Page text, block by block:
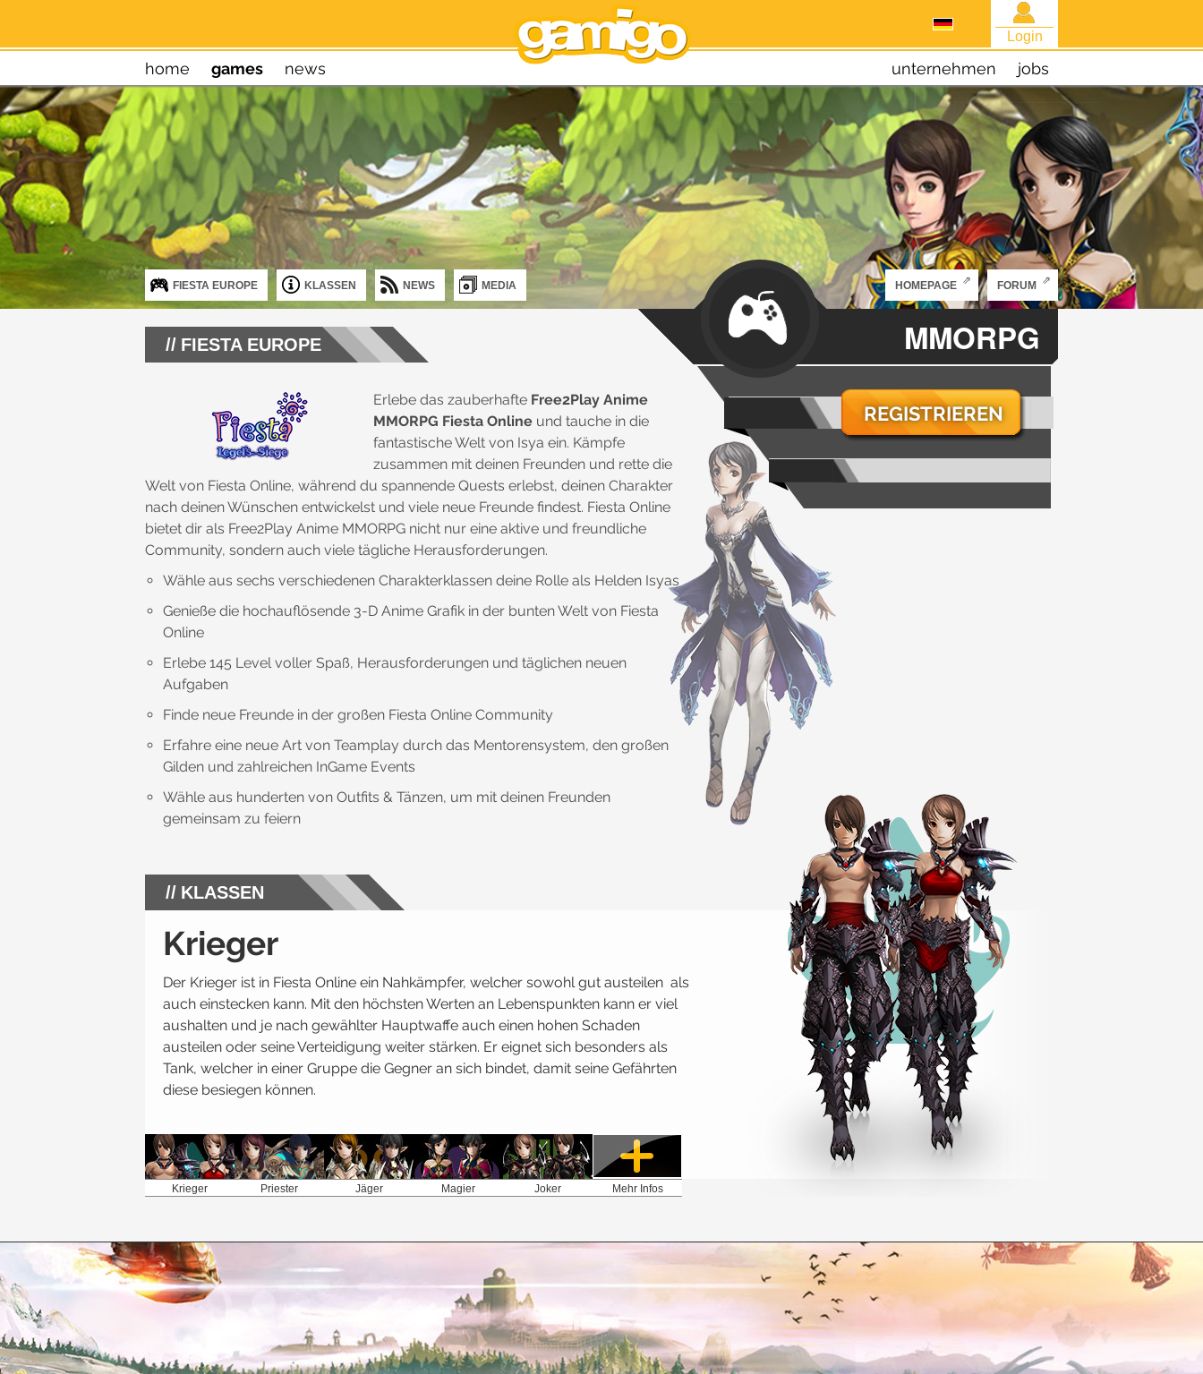
Login
home games news unternehmen jobs
FIESTA EUROPE KLASSEN NEWS MEDIA HOMEPAGE FORUM
MMORPG
REGISTRIEREN
FIESTA EUROPE
Erlebe das zauberhafte Free2Play Anime
MMORPG Fiesta Online und tauche in die
fantastische Welt von Isya ein. Kämpfe
zusammen mit deinen Freunden und rette die
Welt von Fiesta Online, während du spannende Quests erlebst, deinen Charakter
nach deinen Wünschen entwickelst und viele neue Freunde findest. Fiesta Online
bietet dir als Free2Play Anime MMORPG nicht nur eine aktive und freundliche
Community, sondern auch viele tägliche Herausforderungen.
Wähle aus sechs verschiedenen Charakterklassen deine Rolle als Helden Isyas
Genieße die hochauflösende 3-D Anime Grafik in der bunten Welt von Fiesta
Online
Erlebe 145 Level voller Spaß, Herausforderungen und täglichen neuen
Aufgaben
Finde neue Freunde in der großen Fiesta Online Community
Erfahre eine neue Art von Teamplay durch das Mentorensystem, den großen
Gilden und zahlreichen InGame Events
Wähle aus hunderten von Outfits & Tänzen, um mit deinen Freunden
gemeinsam zu feiern
KLASSEN
Krieger
Der Krieger ist in Fiesta Online ein Nahkämpfer, welcher sowohl gut austeilen als
auch einstecken kann. Mit den höchsten Werten an Lebenspunkten kann er viel
aushalten und je nach gewählter Hauptwaffe auch einen hohen Schaden
austeilen oder seine Verteidigung weiter stärken. Er eignet sich besonders als
Tank, welcher in einer Gruppe die Gegner an sich bindet, damit seine Gefährten
diese besiegen können.
Krieger Priester Jäger Magier Joker Mehr Infos